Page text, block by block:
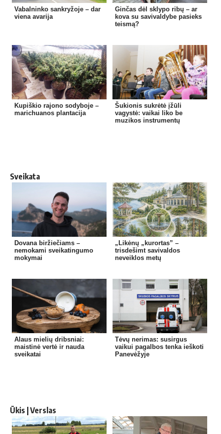
Vabalninko sankryžoje – dar
viena avarija
Ginčas dėl sklypo ribų – ar
kova su savivaldybe pasieks
teismą?
Kupiškio rajono sodyboje –
marichuanos plantacija
Šukionis sukrėtė įžūli
vagystė: vaikai liko be
muzikos instrumentų
Sveikata
Dovana biržiečiams –
nemokami sveikatingumo
mokymai
„Likėnų „kurortas” –
trisdešimt savivaldos
neveiklos metų
Alaus mielių dribsniai:
maistinė vertė ir nauda
sveikatai
Tėvų nerimas: susirgus
vaikui pagalbos tenka ieškoti
Panevėžyje
Ūkis | Verslas